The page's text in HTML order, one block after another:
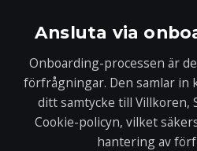
Ansluta via
Onboarding-processen är
förfrågningar. Den samlar in
ditt samtycke till Villkoren,
Cookie-policyn, vilket
hantering av